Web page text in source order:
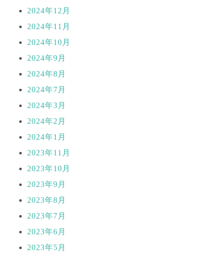
2024年12月
2024年11月
2024年10月
2024年9月
2024年8月
2024年7月
2024年3月
2024年2月
2024年1月
2023年11月
2023年10月
2023年9月
2023年8月
2023年7月
2023年6月
2023年5月